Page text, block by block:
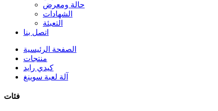
حالة ومعرض
الشهادات
التعبئة
اتصل بنا
الصفحة الرئيسية
منتجات
كيدي رايد
آلة لعبة سوينغ
فئات